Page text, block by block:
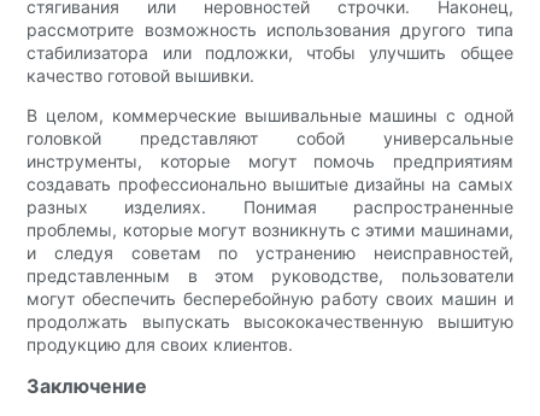
стягивания или неровностей строчки. Наконец,
рассмотрите возможность использования другого типа
стабилизатора или подложки, чтобы улучшить общее
качество готовой вышивки.
В целом, коммерческие вышивальные машины с одной
головкой представляют собой универсальные
инструменты, которые могут помочь предприятиям
создавать профессионально вышитые дизайны на самых
разных изделиях. Понимая распространенные
проблемы, которые могут возникнуть с этими машинами,
и следуя советам по устранению неисправностей,
представленным в этом руководстве, пользователи
могут обеспечить бесперебойную работу своих машин и
продолжать выпускать высококачественную вышитую
продукцию для своих клиентов.
Заключение